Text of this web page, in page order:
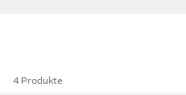
4 Produkte